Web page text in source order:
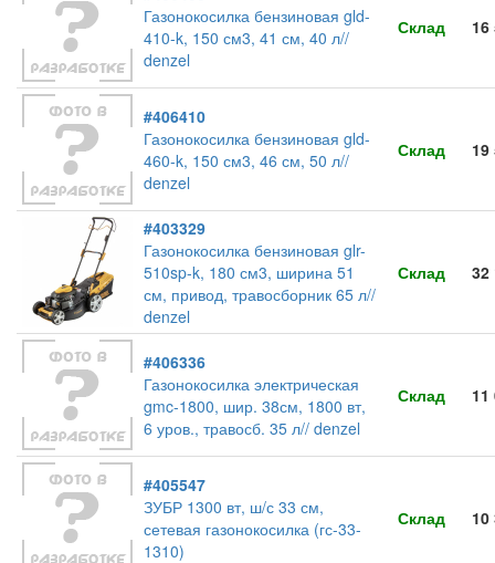
Газонокосилка бензиновая gld-
410-k, 150 см3, 41 см, 40 л//
denzel
Склад 16
#406410
Газонокосилка бензиновая gld-
460-k, 150 см3, 46 см, 50 л//
denzel
Склад 19
#403329
Газонокосилка бензиновая glr-
510sp-k, 180 см3, ширина 51
см, привод, травосборник 65 л//
denzel
Склад 32
#406336
Газонокосилка электрическая
gmc-1800, шир. 38см, 1800 вт,
6 уров., травосб. 35 л// denzel
Склад 11
#405547
ЗУБР 1300 вт, ш/с 33 см,
сетевая газонокосилка (гс-33-
1310)
Склад 10